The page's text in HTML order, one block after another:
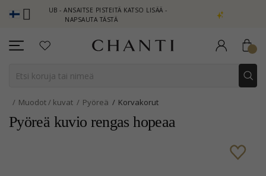
CLUB - ANSAITSE PISTEITÄ KATSO LISÄÄ -
NAPSAUTA TÄSTÄ
NEW COLLECTION |
Muodot / kuvat Pyöreä Korvakorut
Pyöreä kuvio rengas hopeaa